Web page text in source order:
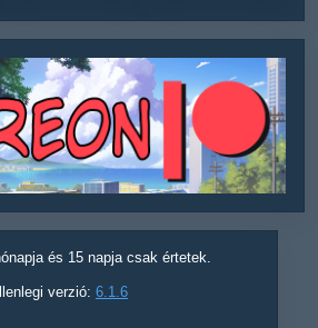
és 15 napja csak értetek.
verzió: 6.1.6